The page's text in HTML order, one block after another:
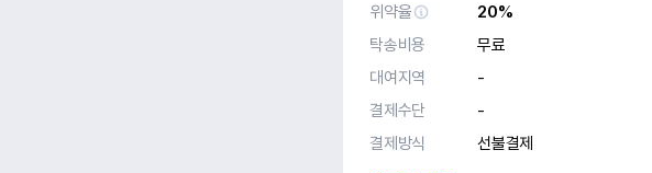
위약율
20%
탁송비용
무료
대여지역
-
결제수단
-
결제방식
선불결제